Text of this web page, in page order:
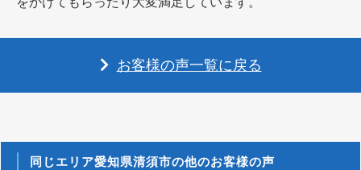
お客様の声一覧に戻る
同じエリア愛知県清須市の他のお客様の声